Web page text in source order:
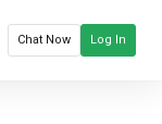
Chat Now Log In